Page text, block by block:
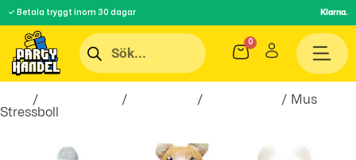
✓ Betala tryggt inom 30 dagar Klarna.
/ / /
/ Mus
Stressboll